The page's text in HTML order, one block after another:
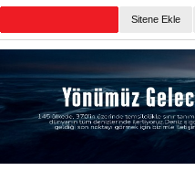
Sitene Ekle